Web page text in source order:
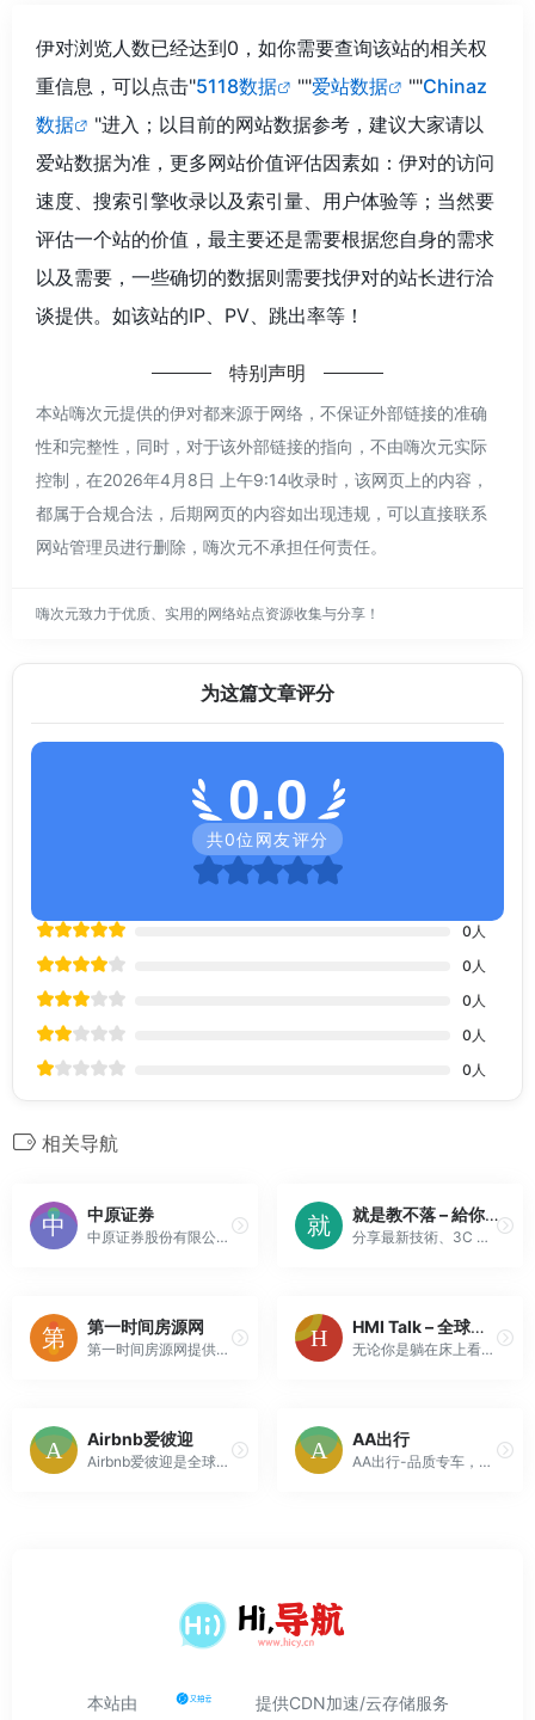
伊对浏览人数已经达到0，如你需要查询该站的相关权
重信息，可以点击"5118数据 ""爱站数据 ""Chinaz
数据
"进入；以目前的网站数据参考，建议大家请以
爱站数据为准，更多网站价值评估因素如：伊对的访问
速度、搜索引擎收录以及索引量、用户体验等；当然要
评估一个站的价值，最主要还是需要根据您自身的需求
以及需要，一些确切的数据则需要找伊对的站长进行洽
谈提供。如该站的IP、PV、跳出率等！
特别声明
本站嗨次元提供的伊对都来源于网络，不保证外部链接的准确
性和完整性，同时，对于该外部链接的指向，不由嗨次元实际
控制，在2026年4月8日 上午9:14收录时，该网页上的内容，
都属于合规合法，后期网页的内容如出现违规，可以直接联系
网站管理员进行删除，嗨次元不承担任何责任。
嗨次元致力于优质、实用的网络站点资源收集与分享！
为这篇文章评分
0.0
共0位网友评分
0 人
0 人
0 人
0 人
0 人
相关导航
中原证券
中原证券股份有限公司成立于2002年11月8日，是注册地在河南的法人证券公司和全省资本市场发展的重要载体，也是全国140多家证券公司中第8家同时在香港和境内主板上市的券商之一。2014年6月成功实现了在香港上市（H股简称：中州证券，股票代码：01375.HK），2017年1月在上海证券交易所主板上市...
就是教不落 – 給你最豐富的 3C 資訊、教學網站
分享最新技術、3C 資訊與生活知識的部落格
第一时间房源网
第一时间房源网提供大量二手房,租房,商铺,写字楼,合租日租等房源信息|个人二手房,个人租房,个人房源信息。
HMI Talk – 全球看透透!! – HMI Talk
无论你是躺在床上看、站在车站看、趴在沙发看，甚至坐在马桶看，HMI也能让你看透全球奇闻趣事、八卦娱乐、社会百态！HMI talk，讓生活變輕鬆的平台。
Airbnb爱彼迎
Airbnb爱彼迎是全球民宿短租公寓预订平台，全球百万特色民宿、短租、酒店、公寓、客栈房源，价格优惠，更有树屋、海景别墅、花园洋房等多种特色住宿预订供您选择。
AA出行
AA出行-品质专车，商务出行首选
本站由 提供CDN加速/云存储服务